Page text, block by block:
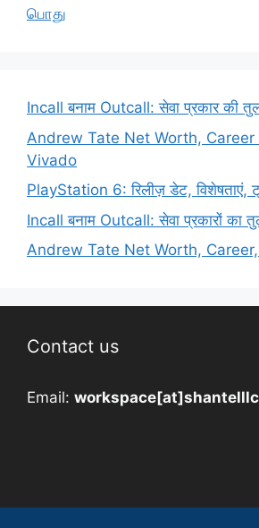
பொது
Incall बनाम Outcall: सेवा प्रकार की
Andrew Tate Net Worth,
Vivado
PlayStation 6: रिलीज़ डेट, विशेषताएं,
Incall बनाम Outcall: सेवा प्रकारों का
Andrew Tate Net Worth,
Contact us
Email: